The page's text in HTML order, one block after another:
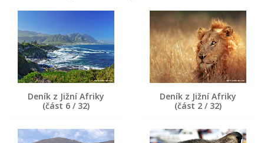
Deník z Jižní Afriky
(část 6 / 32)
Deník z Jižní Afriky
(část 2 / 32)